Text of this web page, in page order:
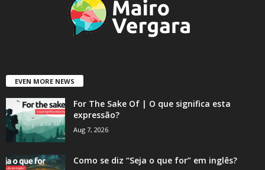
EVEN MORE NEWS
For The Sake Of | O que significa esta
expressão?
Aug 7, 2026
Como se diz “Seja o que for” em inglês?